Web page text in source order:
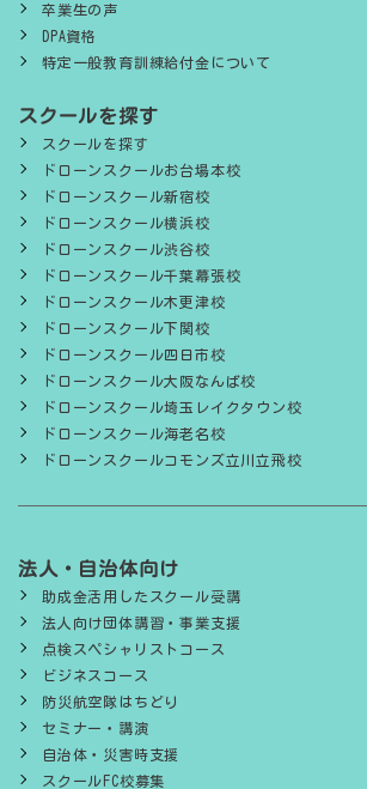
卒業生の声
DPA資格
特定一般教育訓練給付金について
スクールを探す
スクールを探す
ドローンスクールお台場本校
ドローンスクール新宿校
ドローンスクール横浜校
ドローンスクール渋谷校
ドローンスクール千葉幕張校
ドローンスクール木更津校
ドローンスクール下関校
ドローンスクール四日市校
ドローンスクール大阪なんば校
ドローンスクール埼玉レイクタウン校
ドローンスクール海老名校
ドローンスクールコモンズ立川立飛校
法人・自治体向け
助成金活用したスクール受講
法人向け団体講習・事業支援
点検スペシャリストコース
ビジネスコース
防災航空隊はちどり
セミナー・講演
自治体・災害時支援
スクールFC校募集